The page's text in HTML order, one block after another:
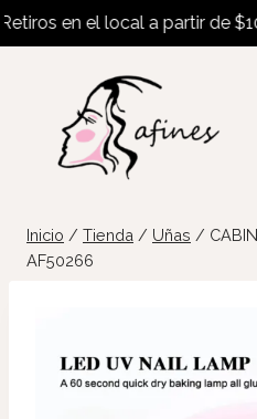
en el local a partir de
contenido
Inicio / Tienda / Uñas /
AF50266